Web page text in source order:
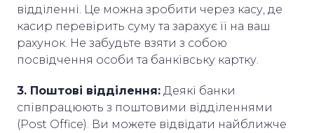
відділенні. Це можна зробити через касу, де
касир перевірить суму та зарахує її на ваш
рахунок. Не забудьте взяти з собою
посвідчення особи та банківську картку.
3. Поштові відділення: Деякі банки
співпрацюють з поштовими відділеннями
(Post Office). Ви можете відвідати найближче